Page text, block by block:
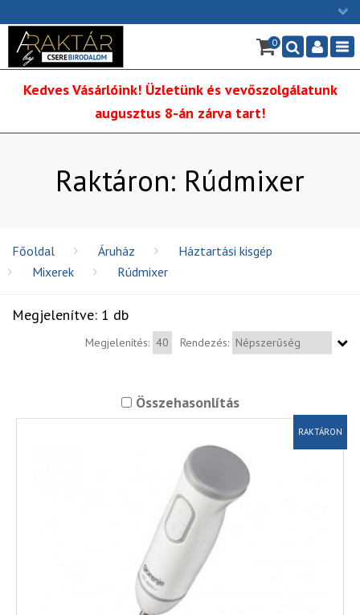
Ügyfélszolgálat: H-P: 9:00 - 16:00
06/1 255-2211
info@cserebirodalom.hu
×
0
Kedves Vásárlóink! Üzletünk és vevőszolgálatunk
augusztus 8-án zárva tart!
Raktáron: Rúdmixer
Főoldal Áruház
Háztartási kisgép
Mixerek
Rúdmixer
Megjelenítve: 1 db
Megjelenítés: Rendezés:
Összehasonlítás
RAKTÁRON